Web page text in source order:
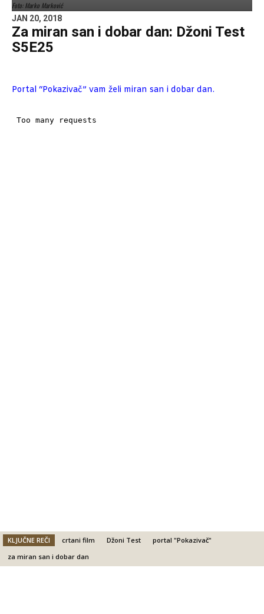
Foto: Marko Marković
JAN 20, 2018
Za miran san i dobar dan: Džoni Test
S5E25
Portal “Pokazivač” vam želi miran san i dobar dan.
KLJUČNE REČI crtani film Džoni Test
portal "Pokazivač"
za miran san i dobar dan